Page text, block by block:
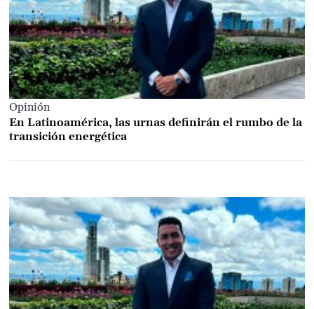
Opinión
En Latinoamérica, las urnas definirán el rumbo de la
transición energética